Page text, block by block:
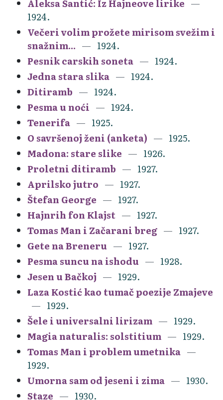
Aleksa Šantić: Iz Hajneove lirike
1924.
Večeri volim prožete mirisom svežim i
snažnim...
1924.
Pesnik carskih soneta
1924.
Jedna stara slika
1924.
Ditiramb
1924.
Pesma u noći
1924.
Tenerifa
1925.
O savršenoj ženi (anketa)
1925.
Madona: stare slike
1926.
Proletni ditiramb
1927.
Aprilsko jutro
1927.
Štefan George
1927.
Hajnrih fon Klajst
1927.
Tomas Man i Začarani breg
1927.
Gete na Breneru
1927.
Pesma suncu na ishodu
1928.
Jesen u Bačkoj
1929.
Laza Kostić kao tumač poezije Zmajeve
1929.
Šele i universalni lirizam
1929.
Magia naturalis: solstitium
1929.
Tomas Man i problem umetnika
1929.
Umorna sam od jeseni i zima
1930.
Staze
1930.